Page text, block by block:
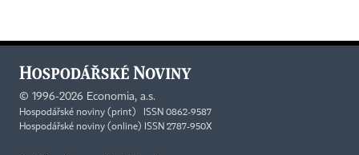
© 1996-2026 Economia, a.s.
Hospodářské noviny (print) ISSN 0862-9587
Hospodářské noviny (online) ISSN 2787-950X